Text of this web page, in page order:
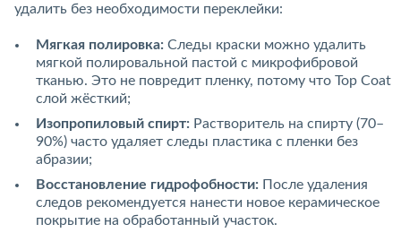
удалить без необходимости переклейки:
Мягкая полировка: Следы краски можно удалить
мягкой полировальной пастой с микрофибровой
тканью. Это не повредит пленку, потому что Top Coat
слой жёсткий;
Изопропиловый спирт: Растворитель на спирту (70–
90%) часто удаляет следы пластика с пленки без
абразии;
Восстановление гидрофобности: После удаления
следов рекомендуется нанести новое керамическое
покрытие на обработанный участок.